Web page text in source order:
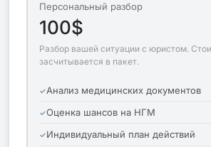
Персональный разбор
100$
Разбор вашей ситуации с юристом.
засчитывается в пакет.
Анализ медицинских документов
Оценка шансов на НГМ
Индивидуальный план действий